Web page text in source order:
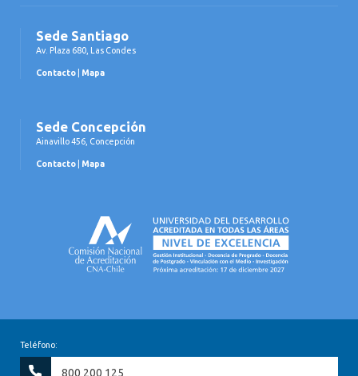
Sede Santiago
Av. Plaza 680, Las Condes
Contacto Mapa
Sede Concepción
Ainavillo 456, Concepción
Contacto Mapa
Teléfono:
800 200 125